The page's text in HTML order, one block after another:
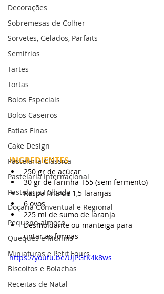
Decorações
Sobremesas de Colher
Sorvetes, Gelados, Parfaits
Semifrios
Tartes
Tortas
Bolos Especiais
Bolos Caseiros
Fatias Finas
Cake Design
Pastelaria Clássica
Pastelaria Internacional
Pastelaria Folhada
Doçaria Conventual e Regional
Pequeno-almoço
Queques e Muffins
Miniaturas e Petit Fours
Biscoitos e Bolachas
Receitas de Natal
INGREDIENTES
250 gr de açúcar
30 gr de farinha T55 (sem fermento)
Raspa fina de 1,5 laranjas
6 ovos
225 ml de sumo de laranja
Desmoldante ou manteiga para
untar as formas
https://youtu.be/UjPGfK4k8ws